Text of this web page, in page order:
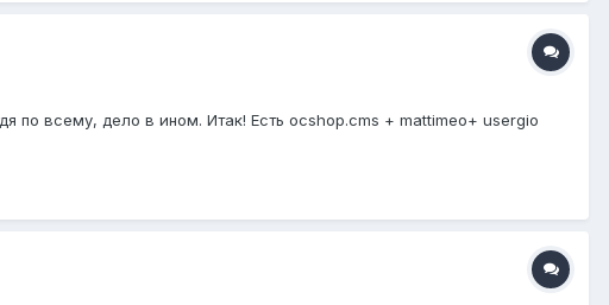
по всему, дело в ином. Итак! Есть ocshop.cms + mattimeo+ usergio